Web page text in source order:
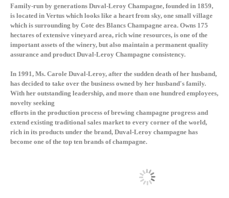
Family-run by generations Duval-Leroy Champagne, founded in 1859,
is located in Vertus which looks like a heart from sky, one small village
which is surrounding by Cote des Blancs Champagne area. Owns 175
hectares of extensive vineyard area, rich wine resources, is one of the
important assets of the winery, but also maintain a permanent quality
assurance and product Duval-Leroy Champagne consistency.
In 1991, Ms. Carole Duval-Leroy, after the sudden death of her husband,
has decided to take over the business owned by her husband's family.
With her outstanding leadership, and more than one hundred employees,
novelty seeking
efforts in the production process of brewing champagne progress and
extend existing traditional sales market to every corner of the world,
rich in its products under the brand, Duval-Leroy champagne has
become one of the top ten brands of champagne.